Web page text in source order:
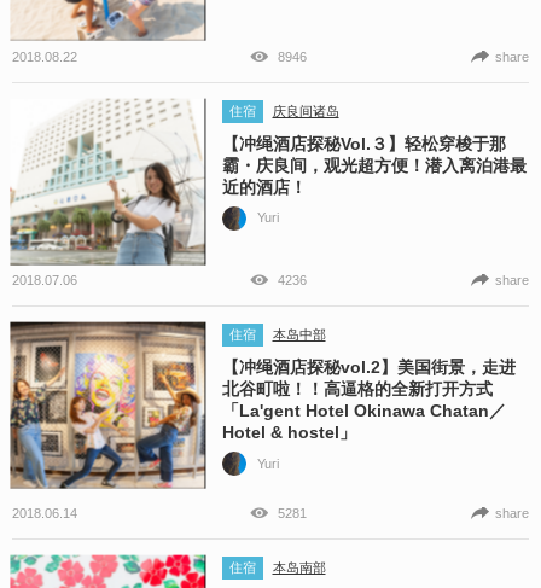
2018.08.22 8946 share
住宿 庆良间诸岛
【冲绳酒店探秘Vol.３】轻松穿梭于那
霸・庆良间，观光超方便！潜入离泊港最
近的酒店！
Yuri
2018.07.06 4236 share
住宿 本岛中部
【冲绳酒店探秘vol.2】美国街景，走进
北谷町啦！！高逼格的全新打开方式
「La'gent Hotel Okinawa Chatan／
Hotel & hostel」
Yuri
2018.06.14 5281 share
住宿 本岛南部